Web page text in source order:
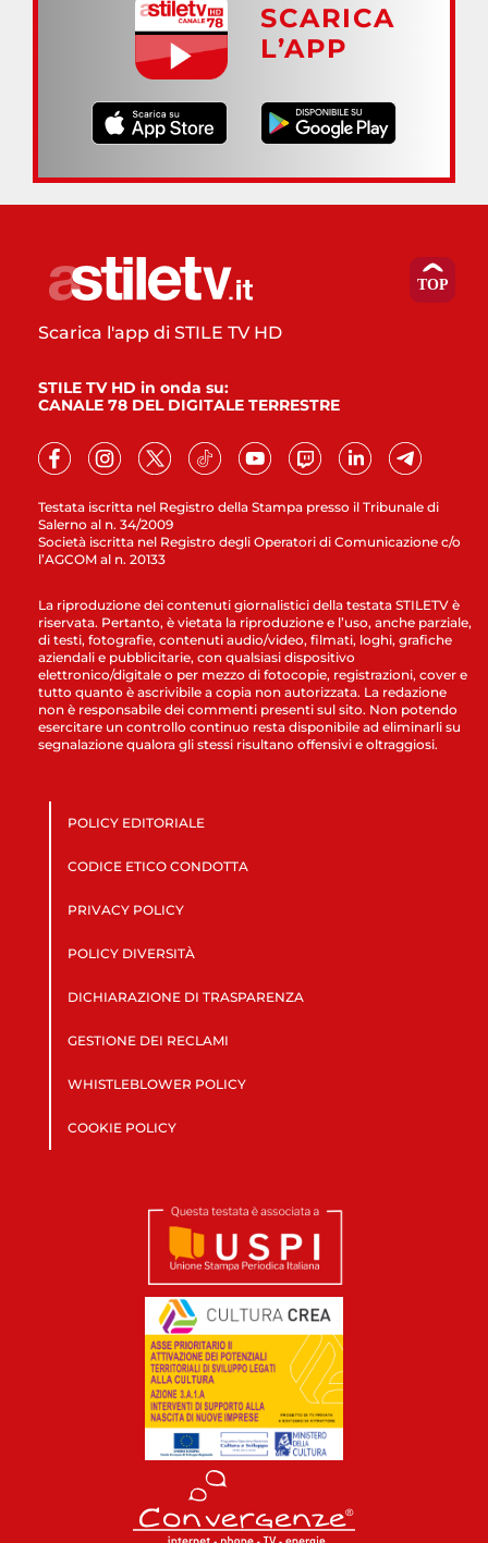
SCARICA
L’APP
Testata iscritta nel Registro della Stampa presso il Tribunale di
Salerno al n. 34/2009
Società iscritta nel Registro degli Operatori di Comunicazione c/o
l’AGCOM al n. 20133
Scarica l'app di STILE TV HD
STILE TV HD in onda su:
CANALE 78 DEL DIGITALE TERRESTRE
La riproduzione dei contenuti giornalistici della testata STILETV è
riservata. Pertanto, è vietata la riproduzione e l’uso, anche parziale,
di testi, fotografie, contenuti audio/video, filmati, loghi, grafiche
aziendali e pubblicitarie, con qualsiasi dispositivo
elettronico/digitale o per mezzo di fotocopie, registrazioni, cover e
tutto quanto è ascrivibile a copia non autorizzata. La redazione
non è responsabile dei commenti presenti sul sito. Non potendo
esercitare un controllo continuo resta disponibile ad eliminarli su
segnalazione qualora gli stessi risultano offensivi e oltraggiosi.
POLICY EDITORIALE
CODICE ETICO CONDOTTA
PRIVACY POLICY
POLICY DIVERSITÀ
DICHIARAZIONE DI TRASPARENZA
GESTIONE DEI RECLAMI
WHISTLEBLOWER POLICY
COOKIE POLICY